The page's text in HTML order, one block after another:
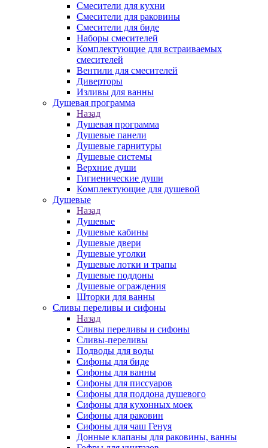
Смесители для кухни
Смесители для раковины
Смесители для биде
Наборы смесителей
Комплектующие для встраиваемых
смесителей
Вентили для смесителей
Диверторы
Изливы для ванны
Душевая программа
Назад
Душевая программа
Душевые панели
Душевые гарнитуры
Душевые системы
Верхние души
Гигиенические души
Комплектующие для душевой
Душевые
Назад
Душевые
Душевые кабины
Душевые двери
Душевые уголки
Душевые лотки и трапы
Душевые поддоны
Душевые ограждения
Шторки для ванны
Сливы переливы и сифоны
Назад
Сливы переливы и сифоны
Сливы-переливы
Подводы для воды
Сифоны для биде
Сифоны для ванны
Сифоны для писсуаров
Сифоны для поддона душевого
Сифоны для кухонных моек
Сифоны для раковин
Сифоны для чаш Генуя
Донные клапаны для раковины, ванны